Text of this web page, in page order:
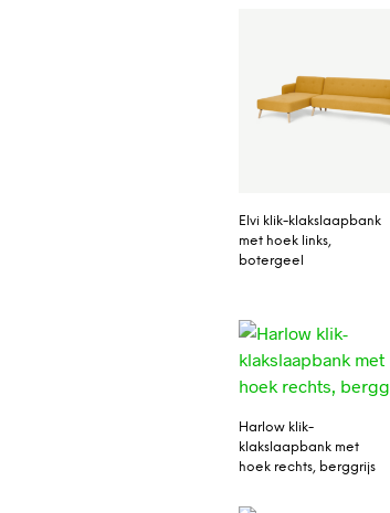
Elvi klik-klakslaapbank
met hoek links,
botergeel
Harlow klik-
klakslaapbank met
hoek rechts, berggrijs